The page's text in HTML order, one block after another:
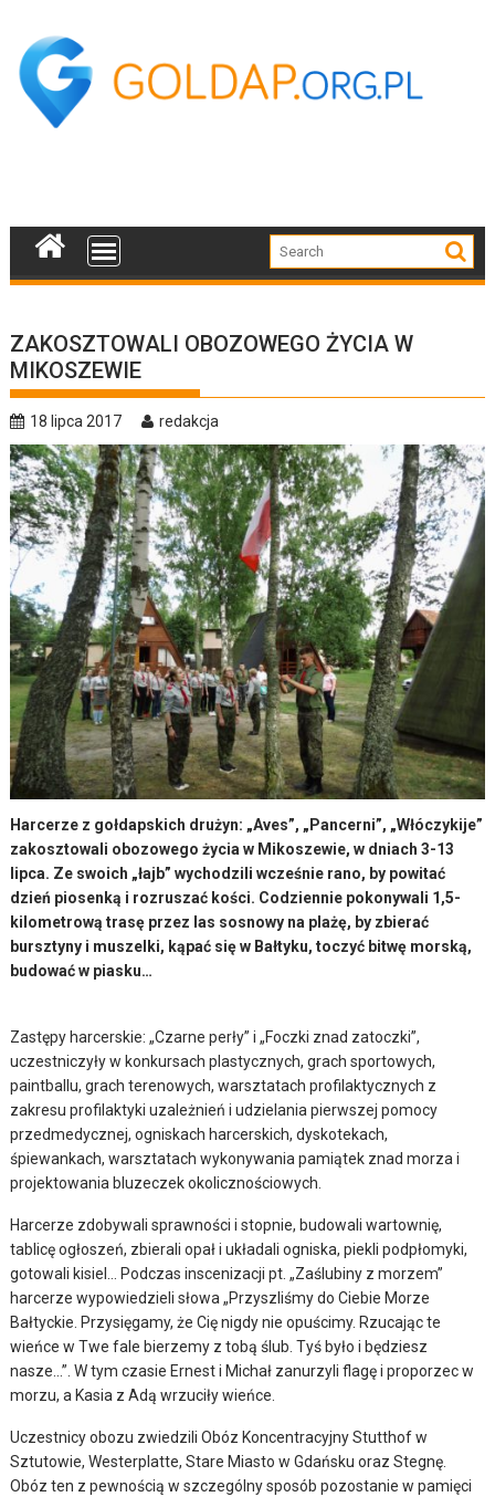
content
ZAKOSZTOWALI OBOZOWEGO ŻYCIA W
MIKOSZEWIE
18 lipca 2017 redakcja
Harcerze z gołdapskich drużyn: „Aves”, „Pancerni”, „Włóczykije”
zakosztowali obozowego życia w Mikoszewie, w dniach 3-13
lipca. Ze swoich „łajb” wychodzili wcześnie rano, by powitać
dzień piosenką i rozruszać kości. Codziennie pokonywali 1,5-
kilometrową trasę przez las sosnowy na plażę, by zbierać
bursztyny i muszelki, kąpać się w Bałtyku, toczyć bitwę morską,
budować w piasku…
Zastępy harcerskie: „Czarne perły” i „Foczki znad zatoczki”,
uczestniczyły w konkursach plastycznych, grach sportowych,
paintballu, grach terenowych, warsztatach profilaktycznych z
zakresu profilaktyki uzależnień i udzielania pierwszej pomocy
przedmedycznej, ogniskach harcerskich, dyskotekach,
śpiewankach, warsztatach wykonywania pamiątek znad morza i
projektowania bluzeczek okolicznościowych.
Harcerze zdobywali sprawności i stopnie, budowali wartownię,
tablicę ogłoszeń, zbierali opał i układali ogniska, piekli podpłomyki,
gotowali kisiel… Podczas inscenizacji pt. „Zaślubiny z morzem”
harcerze wypowiedzieli słowa „Przyszliśmy do Ciebie Morze
Bałtyckie. Przysięgamy, że Cię nigdy nie opuścimy. Rzucając te
wieńce w Twe fale bierzemy z tobą ślub. Tyś było i będziesz
nasze…”. W tym czasie Ernest i Michał zanurzyli flagę i proporzec w
morzu, a Kasia z Adą wrzuciły wieńce.
Uczestnicy obozu zwiedzili Obóz Koncentracyjny Stutthof w
Sztutowie, Westerplatte, Stare Miasto w Gdańsku oraz Stegnę.
Obóz ten z pewnością w szczególny sposób pozostanie w pamięci